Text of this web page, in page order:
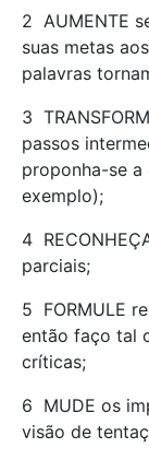
2  AUMENTE
suas metas
palavras
3 
passos
proponha-se a
exemplo);
4 
parciais;
5  FORMULE
então faço tal
críticas;
6  MUDE os
visão de